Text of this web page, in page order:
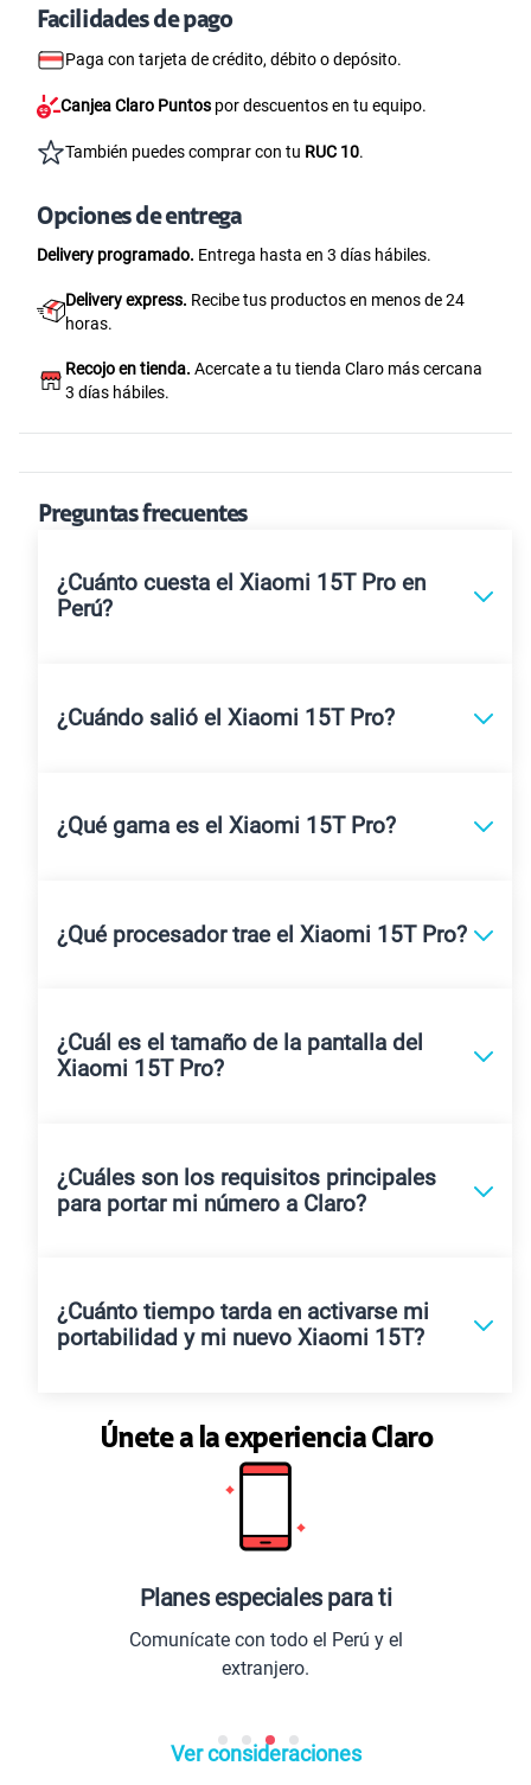
Facilidades de pago
Paga con tarjeta de crédito, débito o depósito.
Canjea Claro Puntos por descuentos en tu equipo.
También puedes comprar con tu RUC 10.
Opciones de entrega
Delivery programado. Entrega hasta en 3 días hábiles.
Delivery express. Recibe tus productos en menos de 24
horas.
Recojo en tienda. Acercate a tu tienda Claro más cercana
3 días hábiles.
Preguntas frecuentes
¿Cuánto cuesta el Xiaomi 15T Pro en
Perú?
¿Cuándo salió el Xiaomi 15T Pro?
¿Qué gama es el Xiaomi 15T Pro?
¿Qué procesador trae el Xiaomi 15T Pro?
¿Cuál es el tamaño de la pantalla del
Xiaomi 15T Pro?
¿Cuáles son los requisitos principales
para portar mi número a Claro?
¿Cuánto tiempo tarda en activarse mi
portabilidad y mi nuevo Xiaomi 15T?
Únete a la experiencia Claro
todo el Perú y el
Los mejores
Entretenimiento de
Ver consideraciones